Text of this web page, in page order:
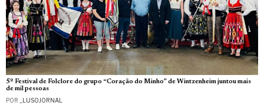
5º Festival de Folclore do grupo “Coração do Minho” de Wintzenheim juntou mais
de mil pessoas
POR _LUSOJORNAL